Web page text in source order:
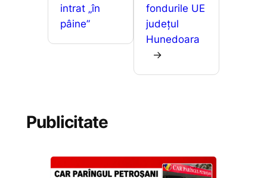
intrat „în
pâine”
fondurile UE
județul
Hunedoara
→
Publicitate